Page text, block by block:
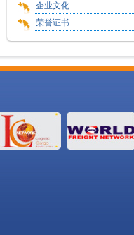
企业文化
荣誉证书